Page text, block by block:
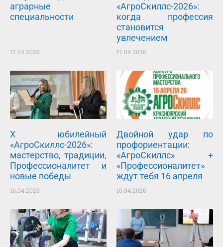
аграрные
специальности
17.04.2026
«АгроСкиллс-2026»:
когда профессия
становится
увлечением
17.04.2026
X юбилейный
«АгроСкиллс-2026»:
мастерство, традиции,
Профессионалитет и
новые победы
16.04.2026
Двойной удар по
профориентации:
«АгроСкиллс» +
«Профессионалитет»
ждут тебя 16 апреля
10.04.2026